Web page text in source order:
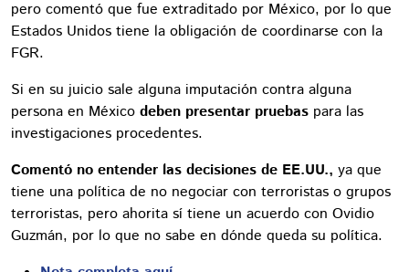
pero comentó que fue extraditado por México, por lo que
Estados Unidos tiene la obligación de coordinarse con la
FGR.
Si en su juicio sale alguna imputación contra alguna
persona en México deben presentar pruebas para las
investigaciones procedentes.
Comentó no entender las decisiones de EE.UU., ya que
tiene una política de no negociar con terroristas o grupos
terroristas, pero ahorita sí tiene un acuerdo con Ovidio
Guzmán, por lo que no sabe en dónde queda su política.